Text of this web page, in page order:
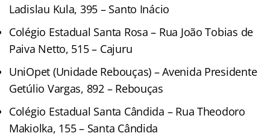
Ladislau Kula, 395 – Santo Inácio
Colégio Estadual Santa Rosa – Rua João Tobias de
Paiva Netto, 515 – Cajuru
UniOpet (Unidade Rebouças) – Avenida Presidente
Getúlio Vargas, 892 – Rebouças
Colégio Estadual Santa Cândida – Rua Theodoro
Makiolka, 155 – Santa Cândida